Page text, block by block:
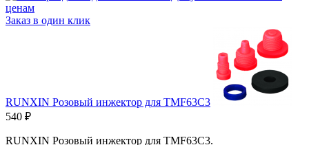
Заказ в один клик
RUNXIN Розовый инжектор для TMF63C3
540 ₽
RUNXIN Розовый инжектор для TMF63C3.